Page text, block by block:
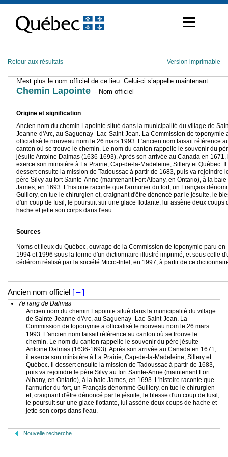
contenu
Retour aux résultats Version imprimable
N’est plus le nom officiel de ce lieu. Celui-ci s’appelle maintenant
Chemin Lapointe - Nom officiel
Origine et signification
Ancien nom du chemin Lapointe situé dans la municipalité du village de
Jeanne-d'Arc, au Saguenay–Lac-Saint-Jean. La Commission de toponymie
officialisé le nouveau nom le 26 mars 1993. L'ancien nom faisait référence
canton où se trouve le chemin. Le nom du canton rappelle le souvenir du
jésuite Antoine Dalmas (1636-1693). Après son arrivée au Canada en 1671,
exerce son ministère à La Prairie, Cap-de-la-Madeleine, Sillery et Québec. Il
dessert ensuite la mission de Tadoussac à partir de 1683, puis va rejoindre
père Silvy au fort Sainte-Anne (maintenant Fort Albany, en Ontario), à la baie
James, en 1693. L'histoire raconte que l'armurier du fort, un Français
Guillory, en tue le chirurgien et, craignant d'être dénoncé par le jésuite, le
d'un coup de fusil, le poursuit sur une glace flottante, lui assène deux coups
hache et jette son corps dans l'eau.
Sources
Noms et lieux du Québec, ouvrage de la Commission de toponymie paru en
1994 et 1996 sous la forme d'un dictionnaire illustré imprimé, et sous celle
cédérom réalisé par la société Micro-Intel, en 1997, à partir de ce
Ancien nom officiel [ – ]
7e rang de Dalmas
Ancien nom du chemin Lapointe situé dans la municipalité du village
de Sainte-Jeanne-d'Arc, au Saguenay–Lac-Saint-Jean. La
Commission de toponymie a officialisé le nouveau nom le 26 mars
1993. L'ancien nom faisait référence au canton où se trouve le
chemin. Le nom du canton rappelle le souvenir du père jésuite
Antoine Dalmas (1636-1693). Après son arrivée au Canada en 1671,
il exerce son ministère à La Prairie, Cap-de-la-Madeleine, Sillery et
Québec. Il dessert ensuite la mission de Tadoussac à partir de 1683,
puis va rejoindre le père Silvy au fort Sainte-Anne (maintenant Fort
Albany, en Ontario), à la baie James, en 1693. L'histoire raconte que
l'armurier du fort, un Français dénommé Guillory, en tue le chirurgien
et, craignant d'être dénoncé par le jésuite, le blesse d'un coup de fusil,
le poursuit sur une glace flottante, lui assène deux coups de hache et
jette son corps dans l'eau.
Nouvelle recherche